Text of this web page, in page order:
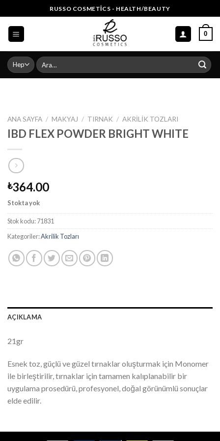
to
content
RUSSO COSMETICS - HEALTH/BEAUTY
0
Ara:
ANA SAYFA / MAKYAJ / TIRNAK / AKRILIK TOZLARI
IBD FLEX POWDER BRIGHT WHITE
₺364.00
Stokta yok
Stok kodu:71831
Kategoriler:Akrilik Tozları
AÇIKLAMA
21gr
Esnek toz, güçlü ve güzel tırnaklar oluşturmak için Monomer
ile birleştirilir, tırnaklar için tamamen kalıplanabilir bir
uygulama prosedürü, profesyonel, doğal görünümlü sonuçlar
elde edilir.